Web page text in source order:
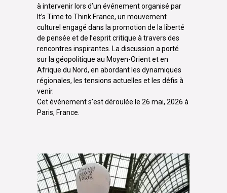
à intervenir lors d’un événement organisé par
It’s Time to Think France, un mouvement
culturel engagé dans la promotion de la liberté
de pensée et de l’esprit critique à travers des
rencontres inspirantes. La discussion a porté
sur la géopolitique au Moyen-Orient et en
Afrique du Nord, en abordant les dynamiques
régionales, les tensions actuelles et les défis à
venir.
Cet événement s'est déroulée le 26 mai, 2026 à
Paris, France.